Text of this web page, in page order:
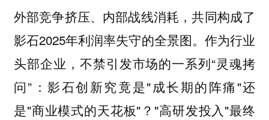
外部竞争挤压、内部战线消耗，共同构成了
影石2025年利润率失守的全景图。作为行业
头部企业，不禁引发市场的一系列“灵魂拷
问”：影石创新究竟是"成长期的阵痛"还
是"商业模式的天花板"？"高研发投入"最终